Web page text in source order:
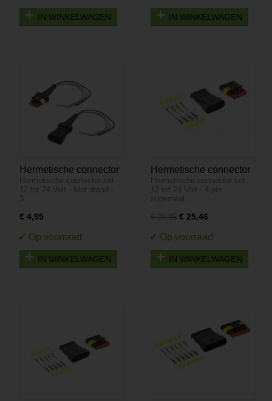
IN WINKELWAGEN IN WINKELWAGEN
Hermetische connector
set - 12 tot 24 Volt - Met
draad - 3 pin superseal
Hermetische connector set -
12 tot 24 Volt - Met draad -
3…
€ 4,95
IN WINKELWAGEN
Hermetische connector
set - 12 tot 24 Volt - 4
pin superseal - IP67 -
10 stuks
Hermetische connector set -
12 tot 24 Volt - 4 pin
superseal…
€ 29,95 € 25,46
IN WINKELWAGEN